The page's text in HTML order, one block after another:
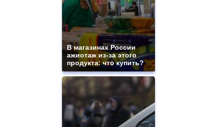
В магазинах России
ажиотаж из-за этого
продукта: что купить?